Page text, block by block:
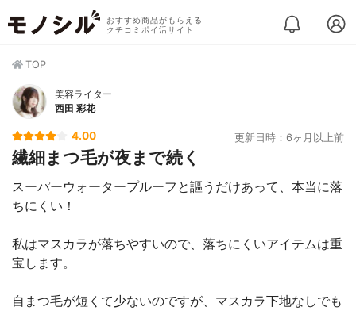
おすすめ商品がもらえる
クチコミポイ活サイト
TOP
美容ライター
西田 彩花
4.00 更新日時：6ヶ月以上前
繊細まつ毛が夜まで続く
スーパーウォータープルーフと謳うだけあって、本当に落
ちにくい！
私はマスカラが落ちやすいので、落ちにくいアイテムは重
宝します。
自まつ毛が短くて少ないのですが、マスカラ下地なしでも